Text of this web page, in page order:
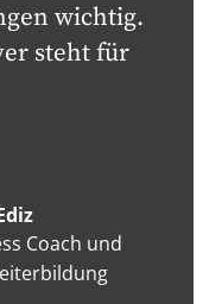
wichtig.
steht für
Coach und